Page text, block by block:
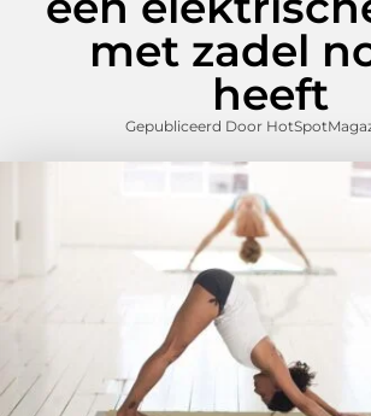
met zadel
heeft
Gepubliceerd Door